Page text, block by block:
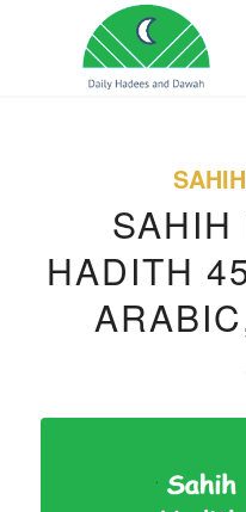
SAHIH
HADITH